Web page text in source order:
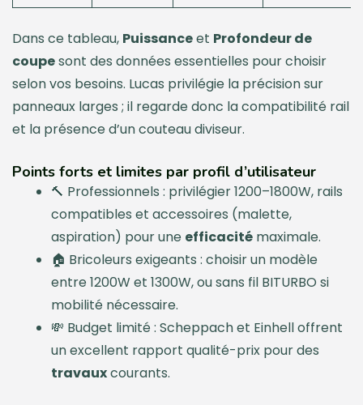
Dans ce tableau, Puissanceet Profondeur de
coupesont des données essentielles pour choisir
selon vos besoins. Lucas privilégie la précision sur
panneaux larges ; il regarde donc la compatibilité rail
et la présence d’un couteau diviseur.
Points forts et limites par profil d’utilisateur
🔨 Professionnels : privilégier 1200–1800W, rails
compatibles et accessoires (malette,
aspiration) pour une efficacité maximale.
🏠 Bricoleurs exigeants : choisir un modèle
entre 1200W et 1300W, ou sans fil BITURBO si
mobilité nécessaire.
💸 Budget limité : Scheppach et Einhell offrent
un excellent rapport qualité-prix pour des
travauxcourants.